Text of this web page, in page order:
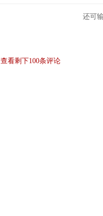
还可
查看剩下100条评论